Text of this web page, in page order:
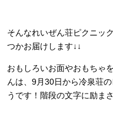
そんなれいぜん荘ピクニッ
つかお届けします↓↓
おもしろいお面やおもちゃ
んは、9月30日から冷泉荘
うです！ 階段の文字に励ま